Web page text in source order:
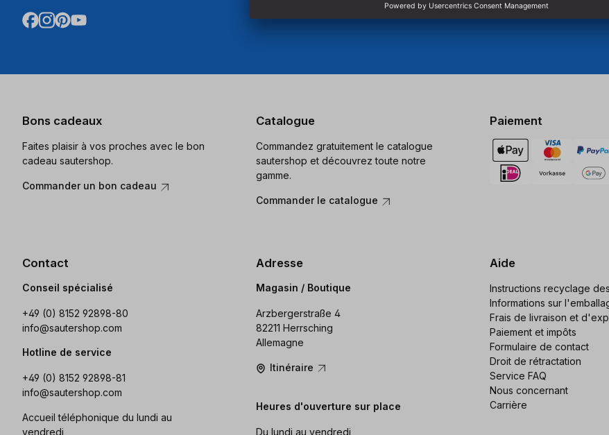
Bons cadeaux
Faites plaisir à vos proches avec le bon
cadeau sautershop.
Commander un bon cadeau
Catalogue
Commandez gratuitement le catalogue
sautershop et découvrez toute notre
gamme.
Commander le catalogue
Paiement
Contact
Conseil spécialisé
+49 (0) 8152 92898-80
info@sautershop.com
Hotline de service
+49 (0) 8152 92898-81
info@sautershop.com
Accueil téléphonique du lundi au
vendredi
Adresse
Magasin / Boutique
Arzbergerstraße 4
82211 Herrsching
Allemagne
Itinéraire
Heures d'ouverture sur place
Du lundi au vendredi
Aide
Instructions recyclage
Informations sur
Frais de livraison et
Paiement et impôts
Formulaire de contact
Droit de rétractation
Service FAQ
Nous concernant
Carrière